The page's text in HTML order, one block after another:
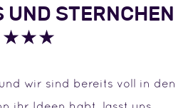
STERNCHEN
★★★
wir sind bereits voll in den